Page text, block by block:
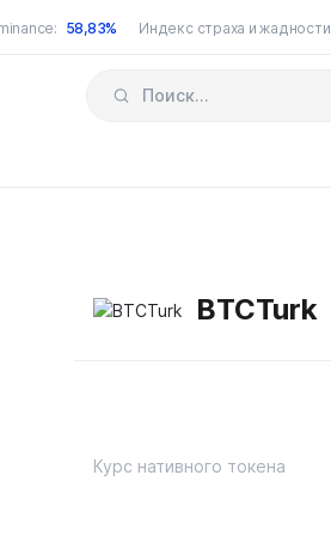
58,83% Индекс страха и жадности
BTCTurk
Курс нативного токена